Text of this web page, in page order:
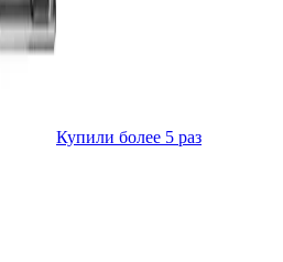
Купили более 5 раз